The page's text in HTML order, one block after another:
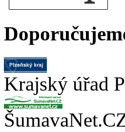
Krajský úřad